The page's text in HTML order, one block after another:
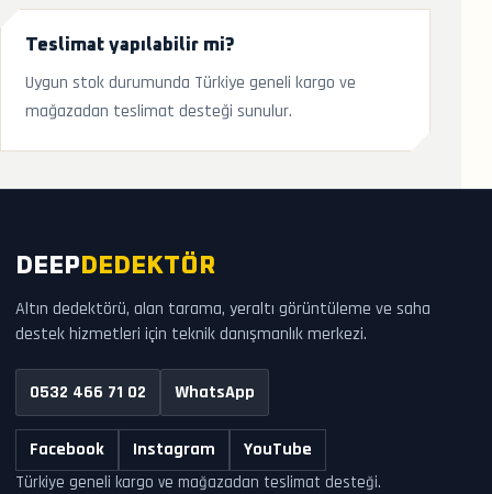
Teslimat yapılabilir mi?
Uygun stok durumunda Türkiye geneli kargo ve
mağazadan teslimat desteği sunulur.
DEEP DEDEKTÖR
Altın dedektörü, alan tarama, yeraltı görüntüleme ve saha
destek hizmetleri için teknik danışmanlık merkezi.
0532 466 71 02 WhatsApp
Facebook Instagram YouTube
Türkiye geneli kargo ve mağazadan teslimat desteği.